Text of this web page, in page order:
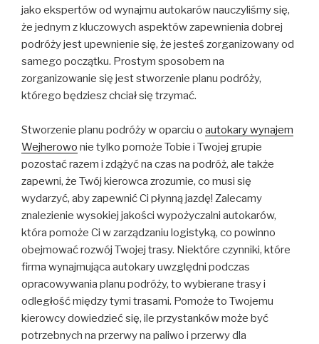
jako ekspertów od wynajmu autokarów nauczyliśmy się,
że jednym z kluczowych aspektów zapewnienia dobrej
podróży jest upewnienie się, że jesteś zorganizowany od
samego początku. Prostym sposobem na
zorganizowanie się jest stworzenie planu podróży,
którego będziesz chciał się trzymać.
Stworzenie planu podróży w oparciu o autokary wynajem
Wejherowo nie tylko pomoże Tobie i Twojej grupie
pozostać razem i zdążyć na czas na podróż, ale także
zapewni, że Twój kierowca zrozumie, co musi się
wydarzyć, aby zapewnić Ci płynną jazdę! Zalecamy
znalezienie wysokiej jakości wypożyczalni autokarów,
która pomoże Ci w zarządzaniu logistyką, co powinno
obejmować rozwój Twojej trasy. Niektóre czynniki, które
firma wynajmująca autokary uwzględni podczas
opracowywania planu podróży, to wybierane trasy i
odległość między tymi trasami. Pomoże to Twojemu
kierowcy dowiedzieć się, ile przystanków może być
potrzebnych na przerwy na paliwo i przerwy dla